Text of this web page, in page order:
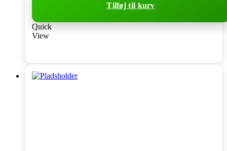
Tilføj til kurv
Quick
View